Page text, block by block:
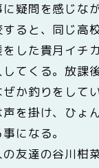
疑問を感じな
ると、同じ高
した貴月イチ
てくる。放課
か釣りをして
を掛け、ひょ
になる。
友達の谷川柑